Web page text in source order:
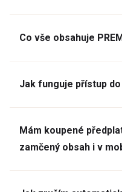
Co vše obsahuje
Jak funguje přístup
Mám koupené
zamčený obsah i v